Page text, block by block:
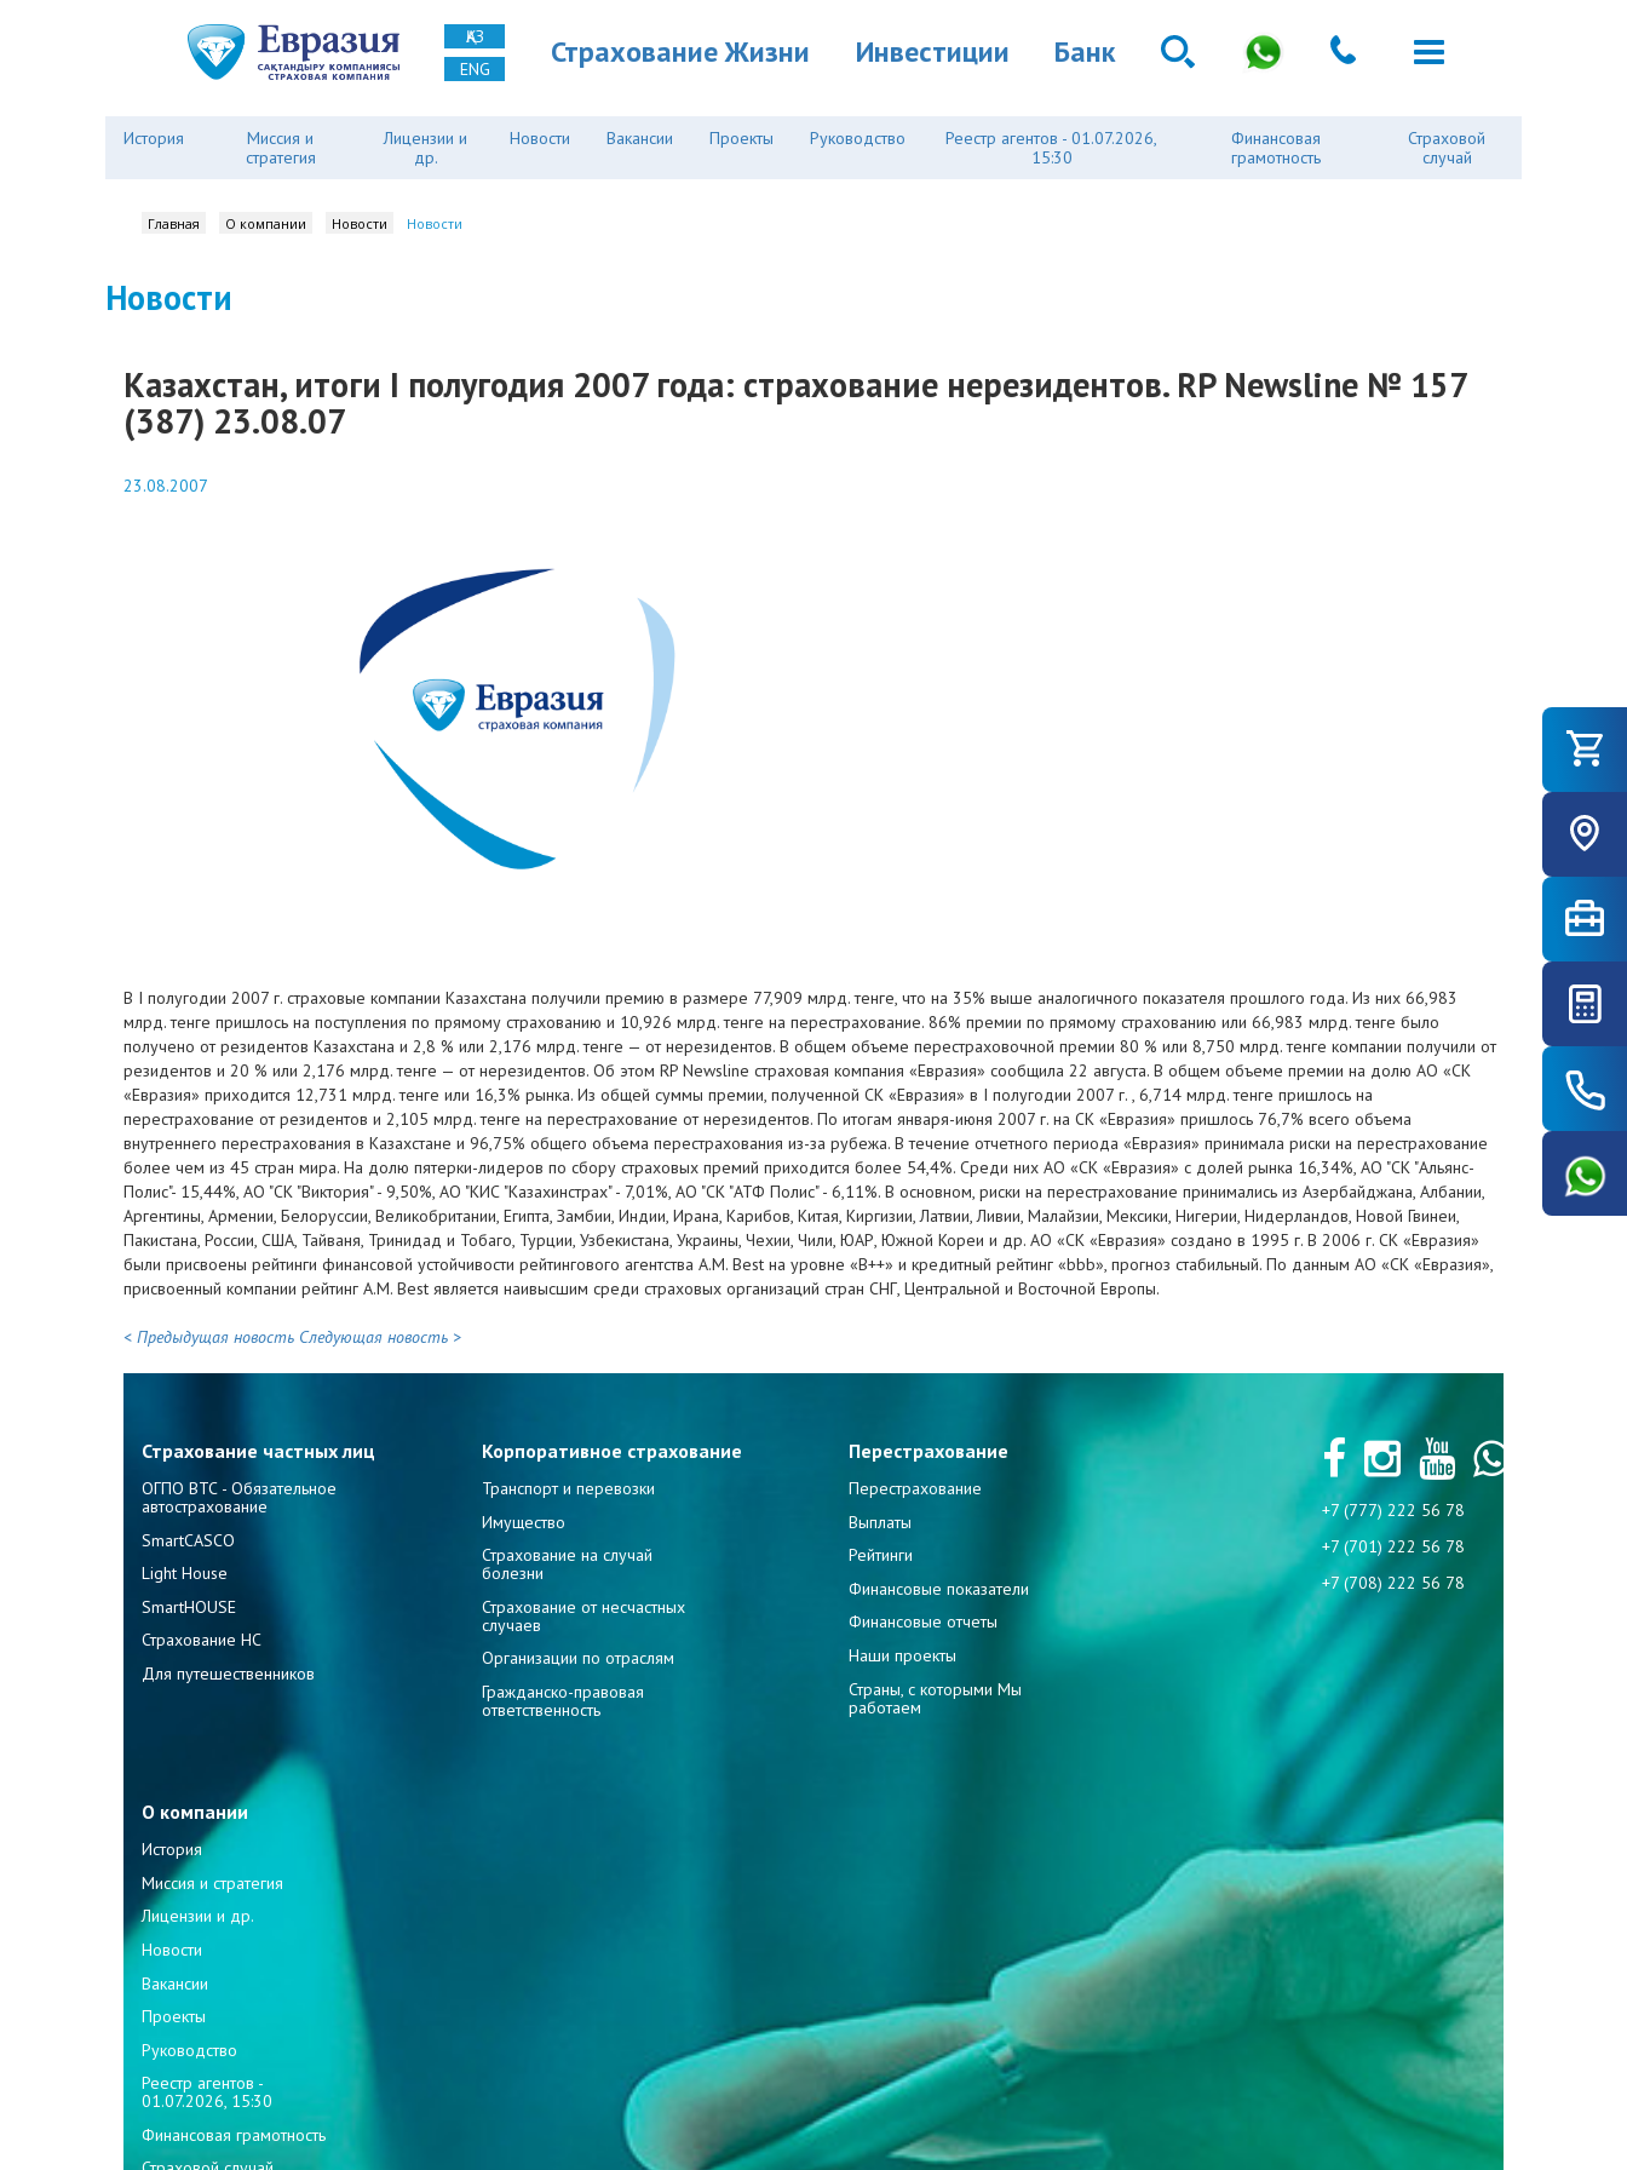
ҚАЗ
ENG
Страхование Жизни Инвестиции Банк
История
Миссия и
стратегия
Лицензии и
др.
Новости Вакансии Проекты Руководство
Реестр агентов - 01.07.2026,
15:30
Финансовая
грамотность
Страховой
случай
Главная О компании Новости Новости
Новости
Казахстан, итоги I полугодия 2007 года: страхование нерезидентов. RP Newsline № 157
(387) 23.08.07
23.08.2007
В I полугодии 2007 г. страховые компании Казахстана получили премию в размере 77,909 млрд. тенге, что на 35% выше аналогичного показателя прошлого года. Из них 66,983
млрд. тенге пришлось на поступления по прямому страхованию и 10,926 млрд. тенге на перестрахование. 86% премии по прямому страхованию или 66,983 млрд. тенге было
получено от резидентов Казахстана и 2,8 % или 2,176 млрд. тенге — от нерезидентов. В общем объеме перестраховочной премии 80 % или 8,750 млрд. тенге компании получили от
резидентов и 20 % или 2,176 млрд. тенге — от нерезидентов. Об этом RP Newsline страховая компания «Евразия» сообщила 22 августа. В общем объеме премии на долю АО «СК
«Евразия» приходится 12,731 млрд. тенге или 16,3% рынка. Из общей суммы премии, полученной СК «Евразия» в I полугодии 2007 г. , 6,714 млрд. тенге пришлось на
перестрахование от резидентов и 2,105 млрд. тенге на перестрахование от нерезидентов. По итогам января-июня 2007 г. на СК «Евразия» пришлось 76,7% всего объема
внутреннего перестрахования в Казахстане и 96,75% общего объема перестрахования из-за рубежа. В течение отчетного периода «Евразия» принимала риски на перестрахование
более чем из 45 стран мира. На долю пятерки-лидеров по сбору страховых премий приходится более 54,4%. Среди них АО «СК «Евразия» с долей рынка 16,34%, АО "СК "Альянс-
Полис"- 15,44%, АО "СК "Виктория" - 9,50%, АО "КИС "Казахинстрах" - 7,01%, АО "СК "АТФ Полис" - 6,11%. В основном, риски на перестрахование принимались из Азербайджана, Албании,
Аргентины, Армении, Белоруссии, Великобритании, Египта, Замбии, Индии, Ирана, Карибов, Китая, Киргизии, Латвии, Ливии, Малайзии, Мексики, Нигерии, Нидерландов, Новой Гвинеи,
Пакистана, России, США, Тайваня, Тринидад и Тобаго, Турции, Узбекистана, Украины, Чехии, Чили, ЮАР, Южной Кореи и др. АО «СК «Евразия» создано в 1995 г. В 2006 г. СК «Евразия»
были присвоены рейтинги финансовой устойчивости рейтингового агентства A.M. Best на уровне «B++» и кредитный рейтинг «bbb», прогноз стабильный. По данным АО «СК «Евразия»,
присвоенный компании рейтинг A.M. Best является наивысшим среди страховых организаций стран СНГ, Центральной и Восточной Европы.
< Предыдущая новость Следующая новость >
Страхование частных лиц
ОГПО ВТС - Обязательное
автострахование
SmartCASCO
Light House
SmartHOUSE
Страхование НС
Для путешественников
Корпоративное страхование
Транспорт и перевозки
Имущество
Страхование на случай
болезни
Страхование от несчастных
случаев
Организации по отраслям
Гражданско-правовая
ответственность
Перестрахование
Перестрахование
Выплаты
Рейтинги
Финансовые показатели
Финансовые отчеты
Наши проекты
Страны, с которыми Мы
работаем
О компании
История
Миссия и стратегия
Лицензии и др.
Новости
Вакансии
Проекты
Руководство
Реестр агентов -
01.07.2026, 15:30
Финансовая грамотность
+7 (777) 222 56 78
+7 (701) 222 56 78
+7 (708) 222 56 78